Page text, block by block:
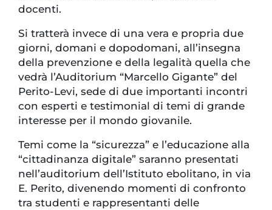
docenti.
Si tratterà invece di una vera e propria due
giorni, domani e dopodomani, all’insegna
della prevenzione e della legalità quella che
vedrà l’Auditorium “Marcello Gigante” del
Perito-Levi, sede di due importanti incontri
con esperti e testimonial di temi di grande
interesse per il mondo giovanile.
Temi come la “sicurezza” e l’educazione alla
“cittadinanza digitale” saranno presentati
nell’auditorium dell’Istituto ebolitano, in via
E. Perito, divenendo momenti di confronto
tra studenti e rappresentanti delle